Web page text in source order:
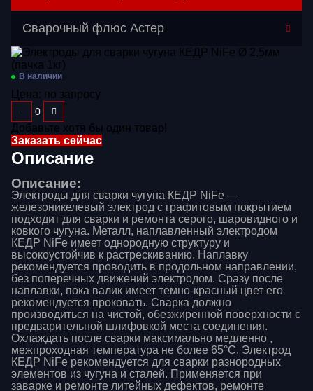
Перейти в категорию
Газосварочное оборудование
Дополнительное оборудование
Распродажа
Расходные материалы
Сварочные аппараты
Сварочные горелки
Средства защиты
Сварочный флюс Астер
В наличии
Цена: по запросу
Добавьте хотя бы один товар!
Заказать сейчас
Описание
Описание:
Электроды для сварки чугуна КЕДР NiFe —
железоникелевый электрод с графитовым покрытием
подходит для сварки и ремонта серого, шаровидного и
ковкого чугуна. Металл, наплавленный электродом
КЕДР NiFe имеет однородную структуру и
высокоустойчив к растрескиванию. Наплавку
рекомендуется проводить в продольном направлении,
без поперечных движений электродом. Сразу после
наплавки, пока валик имеет темно-красный цвет его
рекомендуется проковать. Сварка должно
производиться на чистой, обезжиренной поверхности с
предварительной шлифовкой места соединения.
Охлаждать после сварки максимально медленно ,
межпроходная температура не более 65°C. Электрод
КЕДР NiFe рекомендуется для сварки разнородных
элементов из чугуна и сталей. Применяется при
заварке и ремонте литейных дефектов, ремонте